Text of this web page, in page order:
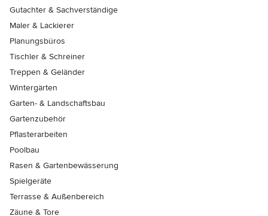
Gutachter & Sachverständige
Maler & Lackierer
Planungsbüros
Tischler & Schreiner
Treppen & Geländer
Wintergärten
Garten- & Landschaftsbau
Gartenzubehör
Pflasterarbeiten
Poolbau
Rasen & Gartenbewässerung
Spielgeräte
Terrasse & Außenbereich
Zäune & Tore